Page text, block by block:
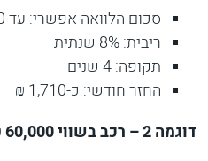
סכום הלוואה אפשרי: עד 70,000 ₪
ריבית: 8% שנתית
תקופה: 4 שנים
החזר חודשי: כ-1,710 ₪
דוגמה 2 – רכב בשווי 60,000 ₪: